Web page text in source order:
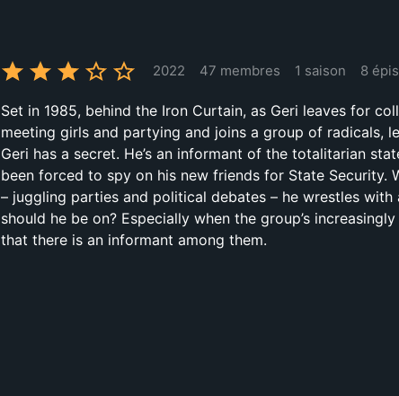
2022 47 membres 1 saison 8
Set in 1985, behind the Iron Curtain, as Geri leaves for
meeting girls and partying and joins a group of radicals,
Geri has a secret. He’s an informant of the totalitarian
been forced to spy on his new friends for State Security.
– juggling parties and political debates – he wrestles with
should he be on? Especially when the group’s
that there is an informant among them.